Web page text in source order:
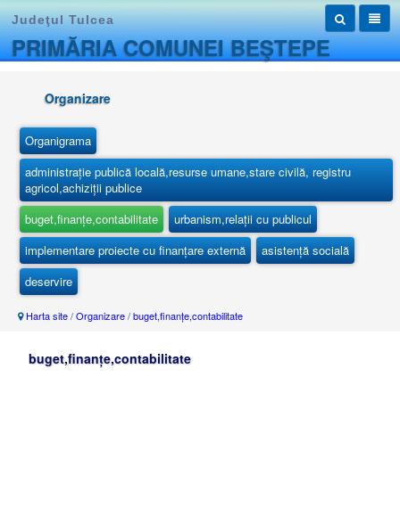
Judeţul Tulcea
PRIMĂRIA COMUNEI BEŞTEPE
Organizare
Organigrama
administrație publică locală,resurse umane,stare civilă, registru
agricol,achiziții publice
buget,finanțe,contabilitate
urbanism,relații cu publicul
implementare proiecte cu finanțare externă
asistență socială
deservire
Harta site/Organizare/buget,finanțe,contabilitate
buget,finanțe,contabilitate